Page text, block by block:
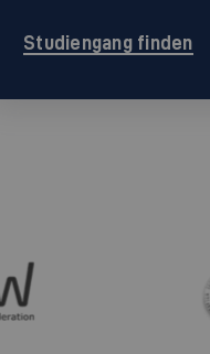
Studiengang finden